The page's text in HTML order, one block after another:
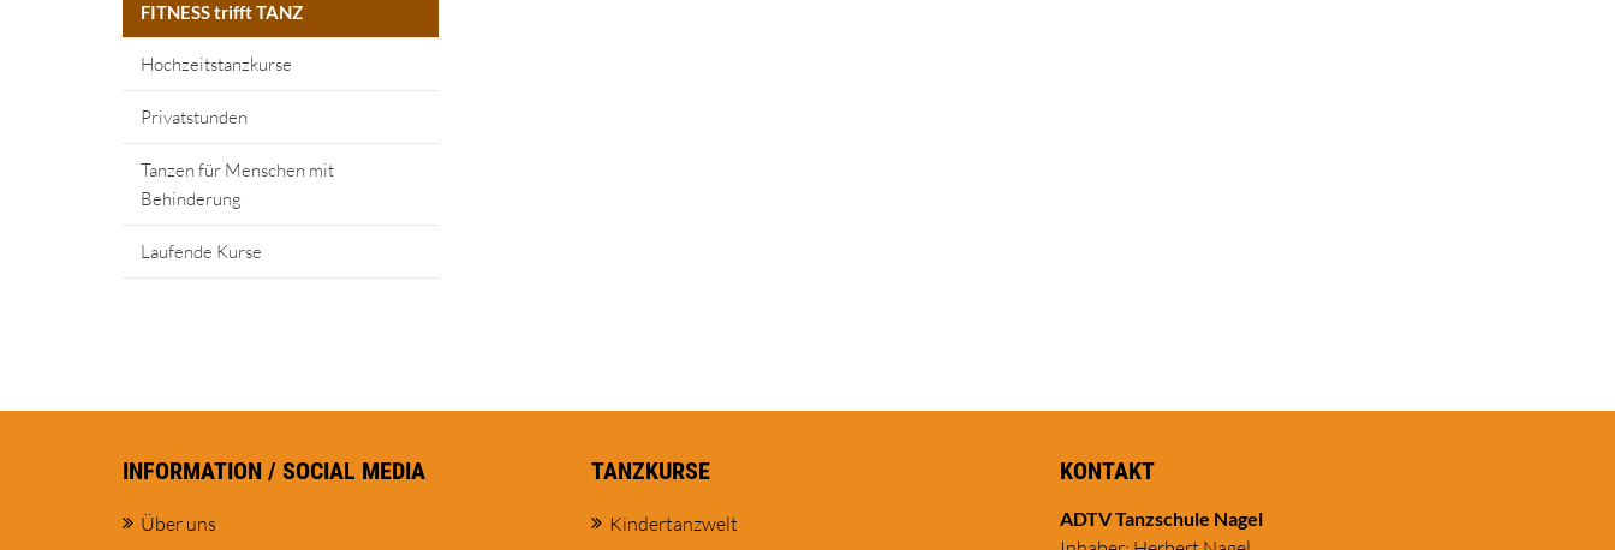
FITNESS trifft TANZ
Hochzeitstanzkurse
Privatstunden
Tanzen für Menschen mit
Behinderung
Laufende Kurse
INFORMATION / SOCIAL MEDIA
Über uns
TANZKURSE
Kindertanzwelt
KONTAKT
ADTV Tanzschule Nagel